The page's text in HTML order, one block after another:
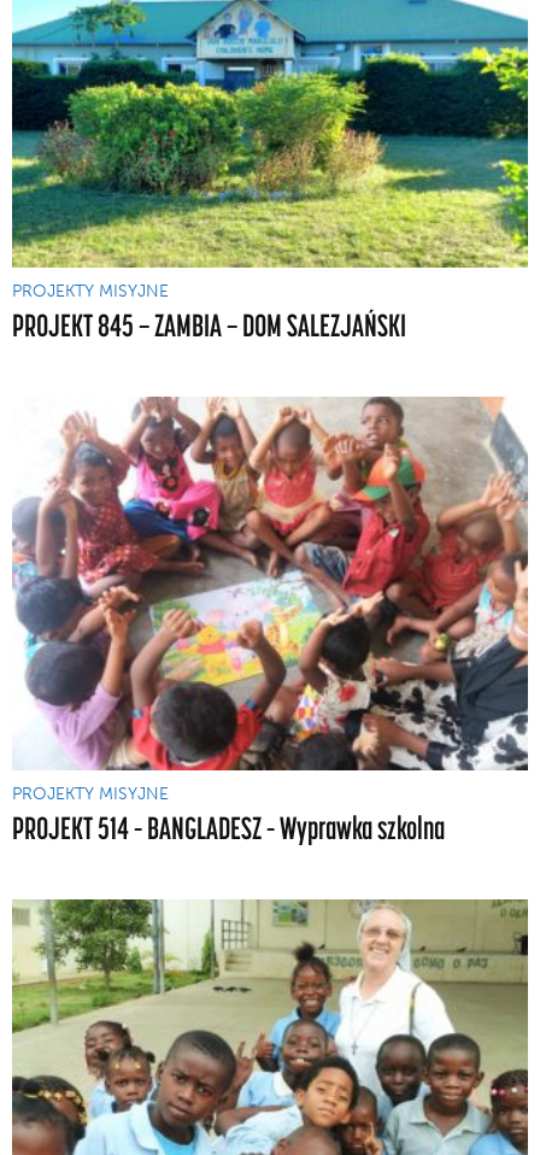
PROJEKTY MISYJNE
PROJEKT 845 — ZAMBIA — DOM SALEZJAŃSKI
PROJEKTY MISYJNE
PROJEKT 514 – BANGLADESZ – Wyprawka szkolna